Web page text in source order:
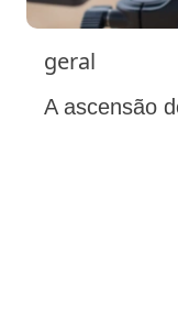
geral
A ascensão